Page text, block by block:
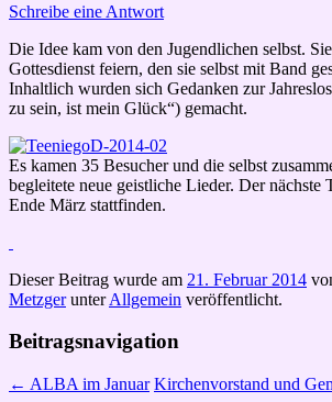
Schreibe eine Antwort
Die Idee kam von den Jugendlichen selbst.
Gottesdienst feiern, den sie selbst mit Band
Inhaltlich wurden sich Gedanken zur
zu sein, ist mein Glück“) gemacht.
Es kamen 35 Besucher und die selbst
begleitete neue geistliche Lieder. Der nächste
Ende März stattfinden.
Dieser Beitrag wurde am 21. Februar 2014
MetzgerunterAllgemein veröffentlicht.
Beitragsnavigation
← ALBA im Januar Kirchenvorstand und